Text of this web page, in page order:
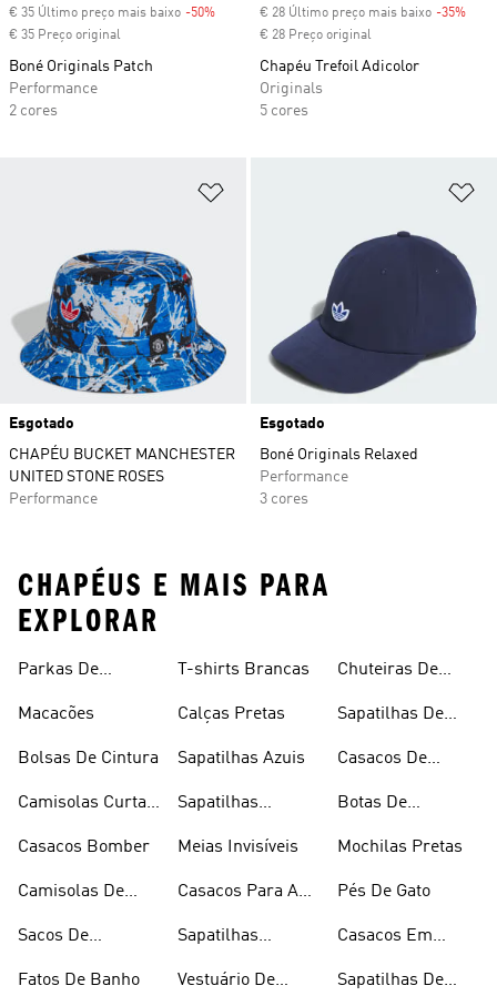
€ 35 Último preço mais baixo -50% Discount
€ 35 Preço original
Boné Originals Patch
Performance
2 cores
€ 28 Último preço mais baixo -35%
€ 28 Preço original
Chapéu Trefoil Adicolor
Originals
5 cores
Esgotado
CHAPÉU BUCKET MANCHESTER
UNITED STONE ROSES
Performance
Esgotado
Boné Originals Relaxed
Performance
3 cores
CHAPÉUS E MAIS PARA
EXPLORAR
Parkas De
Macacões
Bolsas De Cintura
Camisolas Curtas
Casacos Bomber
Camisolas De
Sacos De
Fatos De Banho
T-shirts Brancas
Calças Pretas
Sapatilhas Azuis
Sapatilhas
Meias Invisíveis
Casacos Para A
Sapatilhas
Vestuário De
Chuteiras De
Sapatilhas De
Casacos De
Botas De
Mochilas Pretas
Pés De Gato
Casacos Em
Sapatilhas De